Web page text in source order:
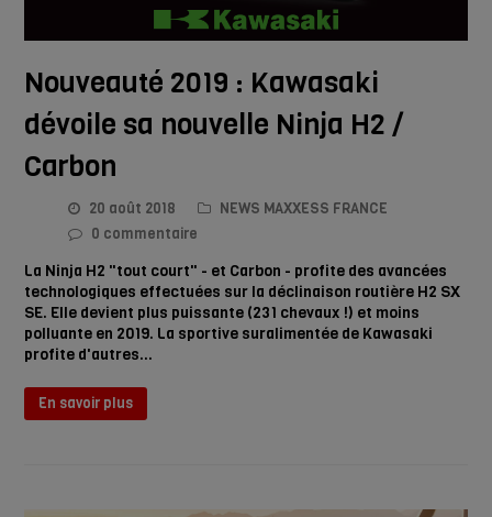
Nouveauté 2019 : Kawasaki
dévoile sa nouvelle Ninja H2 /
Carbon
20 août 2018
NEWS MAXXESS FRANCE
0 commentaire
La Ninja H2 "tout court" - et Carbon - profite des avancées
technologiques effectuées sur la déclinaison routière H2 SX
SE. Elle devient plus puissante (231 chevaux !) et moins
polluante en 2019. La sportive suralimentée de Kawasaki
profite d'autres…
En savoir plus